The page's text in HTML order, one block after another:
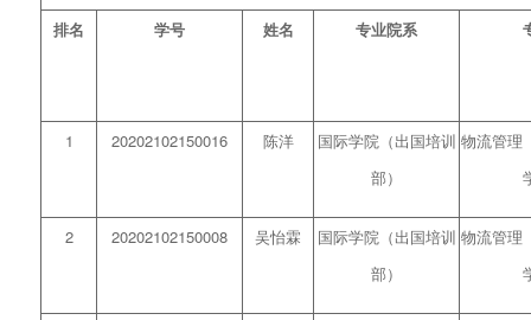
排名 学号 姓名 专业院系
1 20202102150016 陈洋 国际学院（出国培训
部）
物流管理
2 20202102150008 吴怡霖
国际学院（出国培训
部）
物流管理